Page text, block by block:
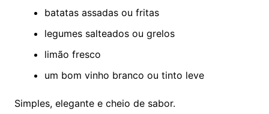
batatas assadas ou fritas
legumes salteados ou grelos
limão fresco
um bom vinho branco ou tinto leve
Simples, elegante e cheio de sabor.